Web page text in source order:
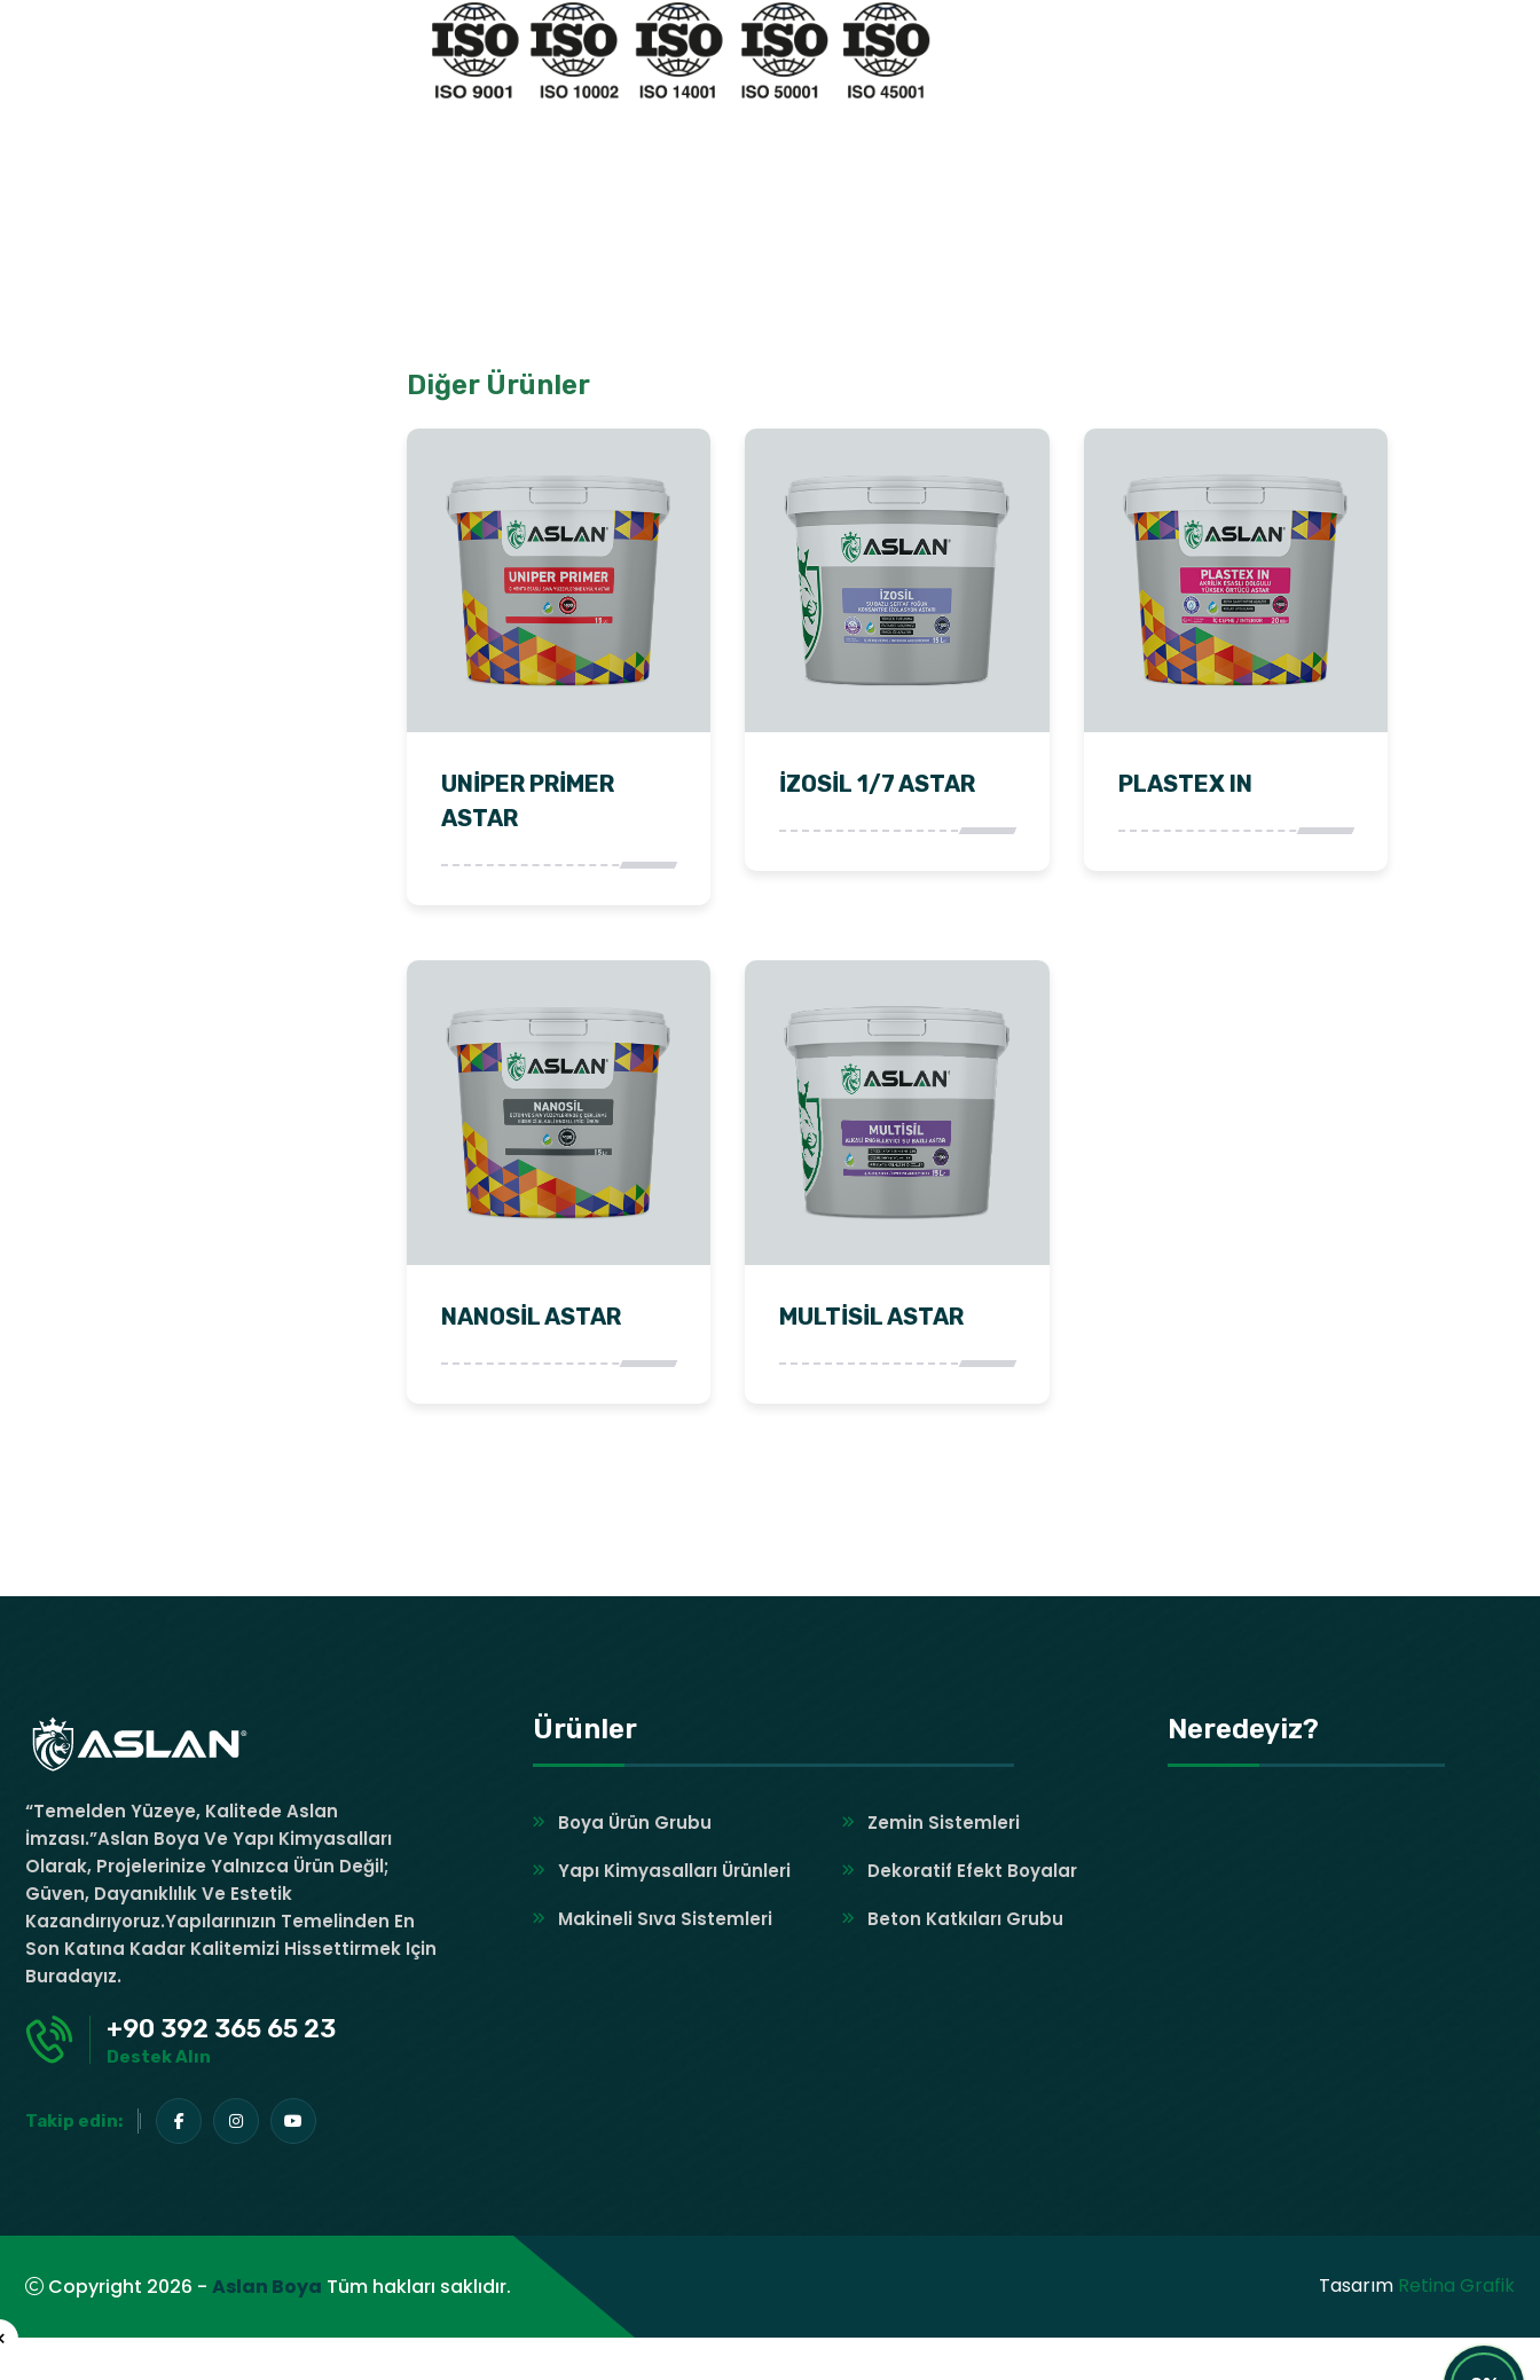
Diğer Ürünler
UNIPER PRIMER
ASTAR
İZOSIL 1/7 ASTAR PLASTEX IN
NANOSIL ASTAR MULTISIL ASTAR
“Temelden Yüzeye, Kalitede Aslan
İmzası.”Aslan Boya Ve Yapı Kimyasalları
Olarak, Projelerinize Yalnızca Ürün Değil;
Güven, Dayanıklılık Ve Estetik
Kazandırıyoruz.Yapılarınızın Temelinden En
Son Katına Kadar Kalitemizi Hissettirmek Için
Buradayız.
+90 392 365 65 23
Destek Alın
Takip edin:
Ürünler
Boya Ürün Grubu
Yapı Kimyasalları Ürünleri
Makineli Sıva Sistemleri
Zemin Sistemleri
Dekoratif Efekt Boyalar
Beton Katkıları Grubu
Neredeyiz?
Copyright 2026 - Aslan Boya Tüm hakları saklıdır. Tasarım Retina Grafik